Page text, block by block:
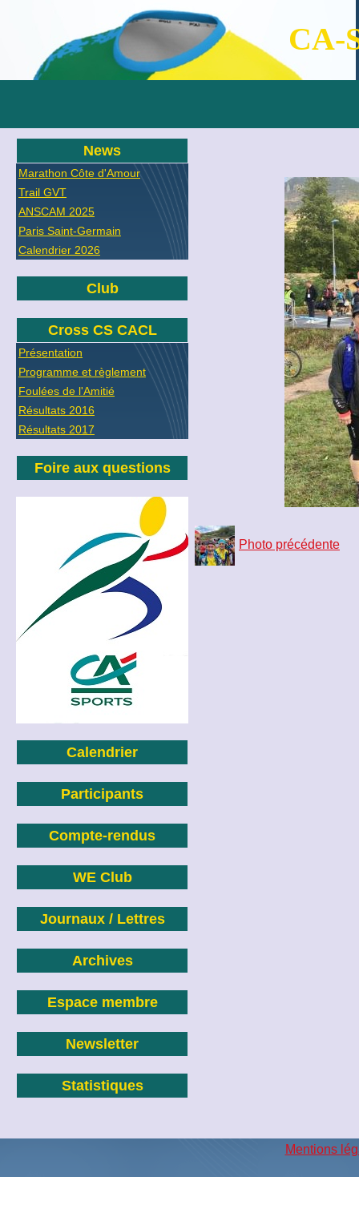
CA-
News
Marathon Côte d'Amour
Trail GVT
ANSCAM 2025
Paris Saint-Germain
Calendrier 2026
Club
Cross CS CACL
Présentation
Programme et règlement
Foulées de l'Amitié
Résultats 2016
Résultats 2017
Foire aux questions
Calendrier
Participants
Compte-rendus
WE Club
Journaux / Lettres
Archives
Espace membre
Newsletter
Statistiques
Photo précédente
Mentions